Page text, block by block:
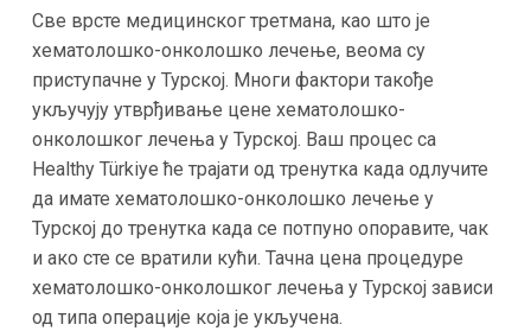
Све врсте медицинског третмана, као што је
хематолошко-онколошко лечење, веома су
приступачне у Турској. Многи фактори такође
укључују утврђивање цене хематолошко-
онколошког лечења у Турској. Ваш процес са
Healthy Türkiye ће трајати од тренутка када одлучите
да имате хематолошко-онколошко лечење у
Турској до тренутка када се потпуно опоравите, чак
и ако сте се вратили кући. Тачна цена процедуре
хематолошко-онколошког лечења у Турској зависи
од типа операције која је укључена.